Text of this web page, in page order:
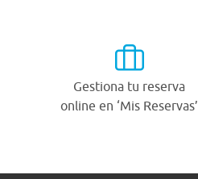
Gestiona tu reserva
online en ‘Mis Reservas’